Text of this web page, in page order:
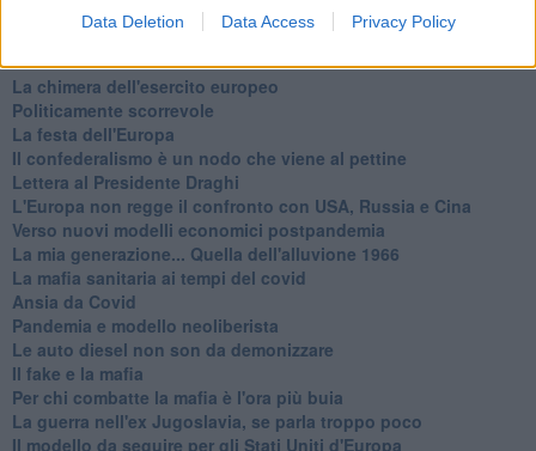
Data Deletion Data Access Privacy Policy
Alla 'ndrangheta piace la Toscana
Siamo in una situazione di Red Alert
La "Dichiarazione di Vallombrosa"
La chimera dell'esercito europeo
Politicamente scorrevole
La festa dell'Europa
Il confederalismo è un nodo che viene al pettine
Lettera al Presidente Draghi
L'Europa non regge il confronto con USA, Russia e Cina
Verso nuovi modelli economici postpandemia
​La mia generazione... Quella dell'alluvione 1966
​La mafia sanitaria ai tempi del covid
Ansia da Covid
Pandemia e modello neoliberista
Le auto diesel non son da demonizzare
​Il fake e la mafia
Per chi combatte la mafia è l'ora più buia
La guerra nell'ex Jugoslavia, se parla troppo poco
Il modello da seguire per gli Stati Uniti d'Europa